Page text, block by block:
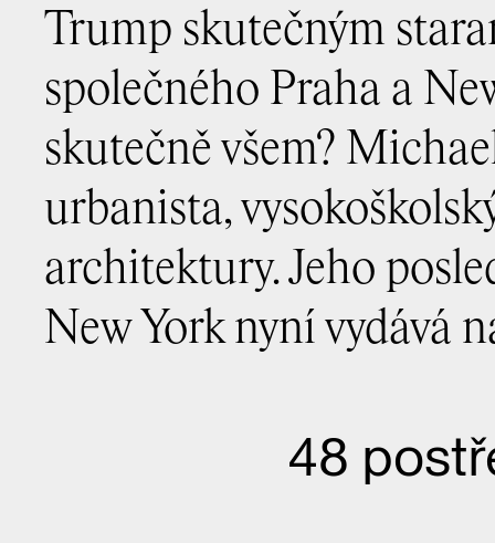
Trump skutečným
společného Praha a
skutečně všem?
urbanista,
architektury. Jeho
New York nyní vydává
48